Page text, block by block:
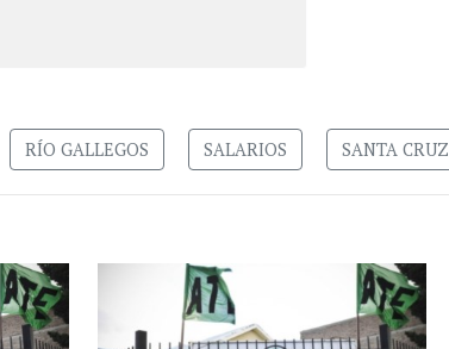
RÍO GALLEGOS SALARIOS SANTA CRUZ